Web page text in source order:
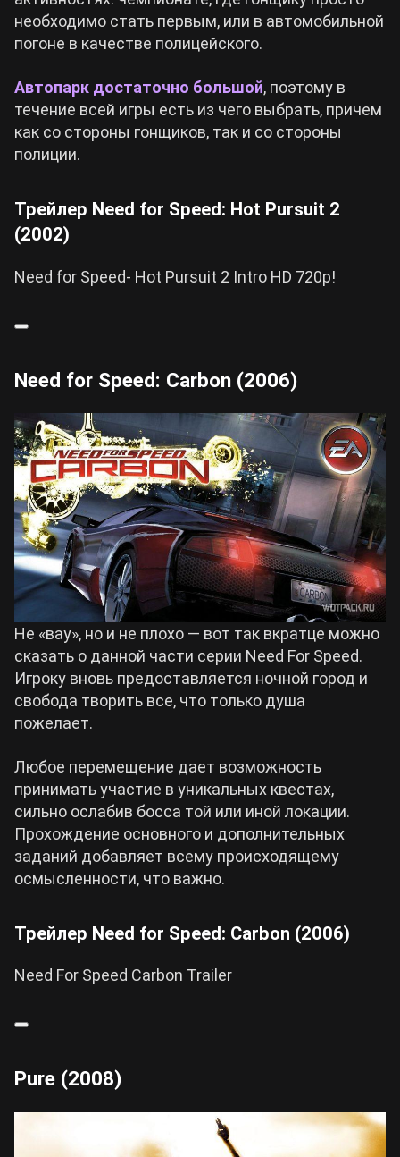
необходимо стать первым, или в автомобильной
погоне в качестве полицейского.
Автопарк достаточно большой, поэтому в
течение всей игры есть из чего выбрать, причем
как со стороны гонщиков, так и со стороны
полиции.
Трейлер Need for Speed: Hot Pursuit 2
(2002)
Need for Speed- Hot Pursuit 2 Intro HD 720p!
Need for Speed: Carbon (2006)
Не «вау», но и не плохо — вот так вкратце можно
сказать о данной части серии Need For Speed.
Игроку вновь предоставляется ночной город и
свобода творить все, что только душа
пожелает.
Любое перемещение дает возможность
принимать участие в уникальных квестах,
сильно ослабив босса той или иной локации.
Прохождение основного и дополнительных
заданий добавляет всему происходящему
осмысленности, что важно.
Трейлер Need for Speed: Carbon (2006)
Need For Speed Carbon Trailer
Pure (2008)